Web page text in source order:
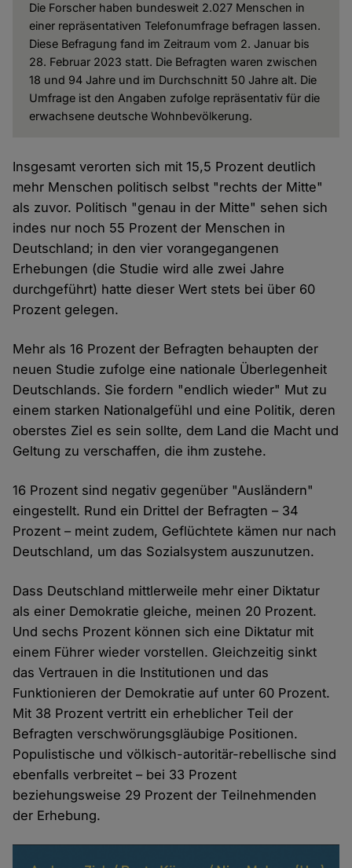
Die Forscher haben bundesweit 2.027 Menschen in
einer repräsentativen Telefonumfrage befragen lassen.
Diese Befragung fand im Zeitraum vom 2. Januar bis
28. Februar 2023 statt. Die Befragten waren zwischen
18 und 94 Jahre und im Durchschnitt 50 Jahre alt. Die
Umfrage ist den Angaben zufolge repräsentativ für die
erwachsene deutsche Wohnbevölkerung.
Insgesamt verorten sich mit 15,5 Prozent deutlich
mehr Menschen politisch selbst "rechts der Mitte"
als zuvor. Politisch "genau in der Mitte" sehen sich
indes nur noch 55 Prozent der Menschen in
Deutschland; in den vier vorangegangenen
Erhebungen (die Studie wird alle zwei Jahre
durchgeführt) hatte dieser Wert stets bei über 60
Prozent gelegen.
Mehr als 16 Prozent der Befragten behaupten der
neuen Studie zufolge eine nationale Überlegenheit
Deutschlands. Sie fordern "endlich wieder" Mut zu
einem starken Nationalgefühl und eine Politik, deren
oberstes Ziel es sein sollte, dem Land die Macht und
Geltung zu verschaffen, die ihm zustehe.
16 Prozent sind negativ gegenüber "Ausländern"
eingestellt. Rund ein Drittel der Befragten – 34
Prozent – meint zudem, Geflüchtete kämen nur nach
Deutschland, um das Sozialsystem auszunutzen.
Dass Deutschland mittlerweile mehr einer Diktatur
als einer Demokratie gleiche, meinen 20 Prozent.
Und sechs Prozent können sich eine Diktatur mit
einem Führer wieder vorstellen. Gleichzeitig sinkt
das Vertrauen in die Institutionen und das
Funktionieren der Demokratie auf unter 60 Prozent.
Mit 38 Prozent vertritt ein erheblicher Teil der
Befragten verschwörungsgläubige Positionen.
Populistische und völkisch-autoritär-rebellische sind
ebenfalls verbreitet – bei 33 Prozent
beziehungsweise 29 Prozent der Teilnehmenden
der Erhebung.